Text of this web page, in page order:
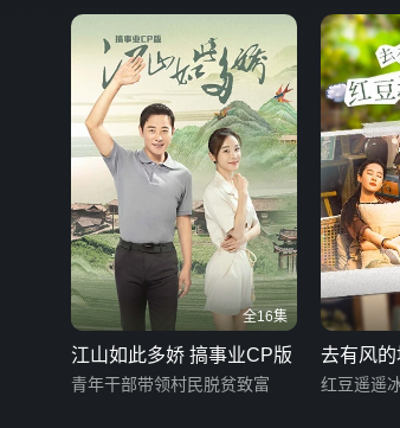
全16集
江山如此多娇 搞事业CP版
青年干部带领村民脱贫致富
去有风
日常篇
红豆遥遥